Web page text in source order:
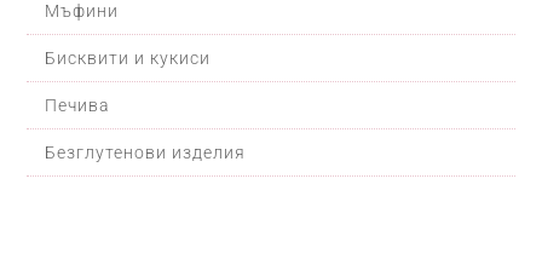
Мъфини
Бисквити и кукиси
Печива
Безглутенови изделия